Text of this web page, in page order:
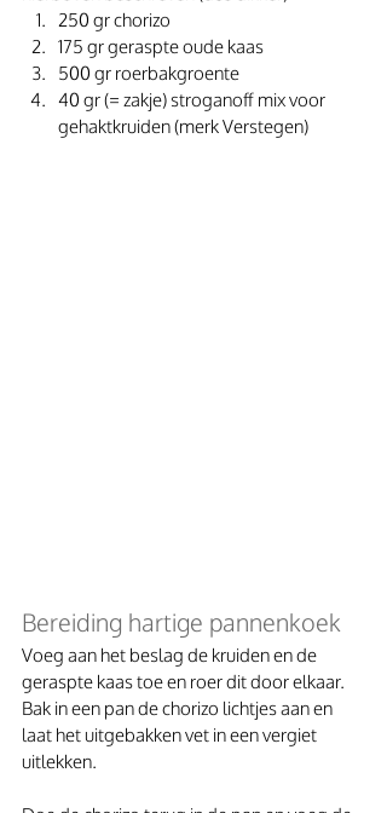
250 gr chorizo
175 gr geraspte oude kaas
500 gr roerbakgroente
40 gr (= zakje) stroganoff mix voor
gehaktkruiden (merk Verstegen)
Bereiding hartige pannenkoek
Voeg aan het beslag de kruiden en de
geraspte kaas toe en roer dit door elkaar.
Bak in een pan de chorizo lichtjes aan en
laat het uitgebakken vet in een vergiet
uitlekken.